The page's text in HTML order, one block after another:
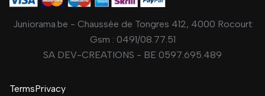
Juniorama.be - Chaussée de Tongres 412, 4000 Rocourt
Gsm : 0491/08.77.51
SA DEV-CREATIONS - BE 0597.695.489
TermsPrivacy